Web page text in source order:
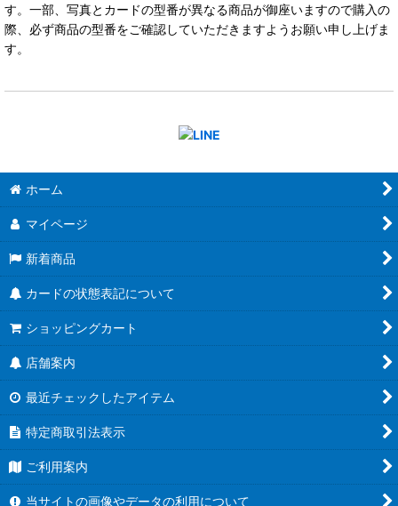
す。一部、写真とカードの型番が異なる商品が御座いますので購入の
際、必ず商品の型番をご確認していただきますようお願い申し上げま
す。
ホーム
マイページ
新着商品
カードの状態表記について
ショッピングカート
店舗案内
最近チェックしたアイテム
特定商取引法表示
ご利用案内
当サイトの画像やデータの利用について